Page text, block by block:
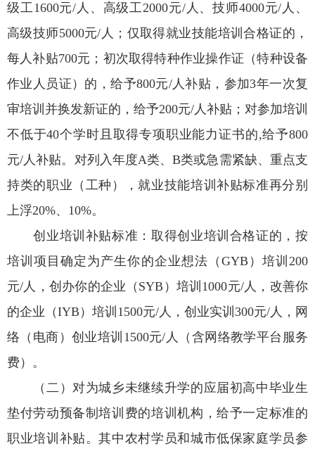
级工1600元/人、高级工2000元/人、技师4000元/人、
高级技师5000元/人；仅取得就业技能培训合格证的，
每人补贴700元；初次取得特种作业操作证（特种设备
作业人员证）的，给予800元/人补贴，参加3年一次复
审培训并换发新证的，给予200元/人补贴；对参加培训
不低于40个学时且取得专项职业能力证书的,给予800
元/人补贴。对列入年度A类、B类或急需紧缺、重点支
持类的职业（工种），就业技能培训补贴标准再分别
上浮20%、10%。
创业培训补贴标准：取得创业培训合格证的，按
培训项目确定为产生你的企业想法（GYB）培训200
元/人，创办你的企业（SYB）培训1000元/人，改善你
的企业（IYB）培训1500元/人，创业实训300元/人，网
络（电商）创业培训1500元/人（含网络教学平台服务
费）。
（二）对为城乡未继续升学的应届初高中毕业生
垫付劳动预备制培训费的培训机构，给予一定标准的
职业培训补贴。其中农村学员和城市低保家庭学员参